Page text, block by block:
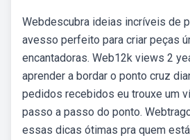
Webdescubra ideias incríveis de
avesso perfeito para criar peças
encantadoras. Web12k views 2
aprender a bordar o ponto cruz
pedidos recebidos eu trouxe um
passo a passo do ponto.
essas dicas ótimas pra quem